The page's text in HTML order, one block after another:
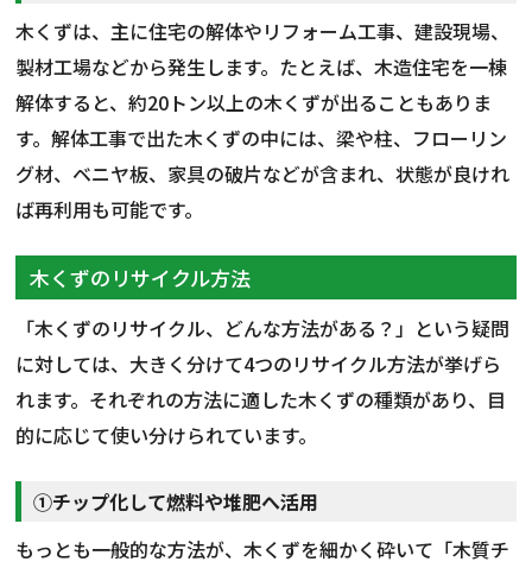
木くずは、主に住宅の解体やリフォーム工事、建設現場、
製材工場などから発生します。たとえば、木造住宅を一棟
解体すると、約20トン以上の木くずが出ることもありま
す。解体工事で出た木くずの中には、梁や柱、フローリン
グ材、ベニヤ板、家具の破片などが含まれ、状態が良けれ
ば再利用も可能です。
木くずのリサイクル方法
「木くずのリサイクル、どんな方法がある？」という疑問
に対しては、大きく分けて4つのリサイクル方法が挙げら
れます。それぞれの方法に適した木くずの種類があり、目
的に応じて使い分けられています。
①チップ化して燃料や堆肥へ活用
もっとも一般的な方法が、木くずを細かく砕いて「木質チ